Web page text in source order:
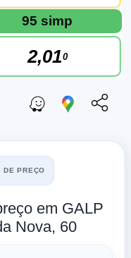
95 simp
2,010
DE PREÇO
em GALP
Nova, 60